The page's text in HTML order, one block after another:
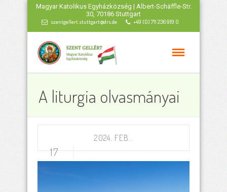
Magyar Katolikus Egyházközség | Albert-Schäffle-Str.
30, 70186 Stuttgart
szentgellert.stuttgart@drs.de +49 (0) 711 236 919 0
A liturgia olvasmányai
2024. FEB..
17